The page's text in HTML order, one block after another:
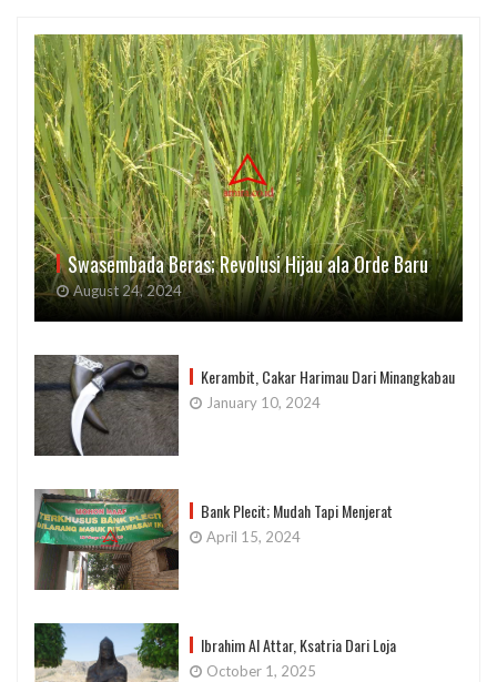
Swasembada Beras; Revolusi Hijau ala Orde Baru
August 24, 2024
Kerambit, Cakar Harimau Dari Minangkabau
January 10, 2024
Bank Plecit; Mudah Tapi Menjerat
April 15, 2024
Ibrahim Al Attar, Ksatria Dari Loja
October 1, 2025